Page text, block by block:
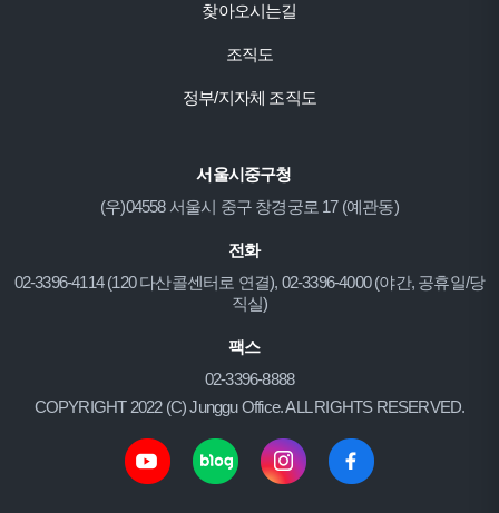
찾아오시는길
조직도
정부/지자체 조직도
서울시중구청
(우)04558 서울시 중구 창경궁로 17 (예관동)
전화
02-3396-4114 (120 다산콜센터로 연결), 02-3396-4000 (야간, 공휴일/당
직실)
팩스
02-3396-8888
COPYRIGHT 2022 (C) Junggu Office. ALL RIGHTS RESERVED.